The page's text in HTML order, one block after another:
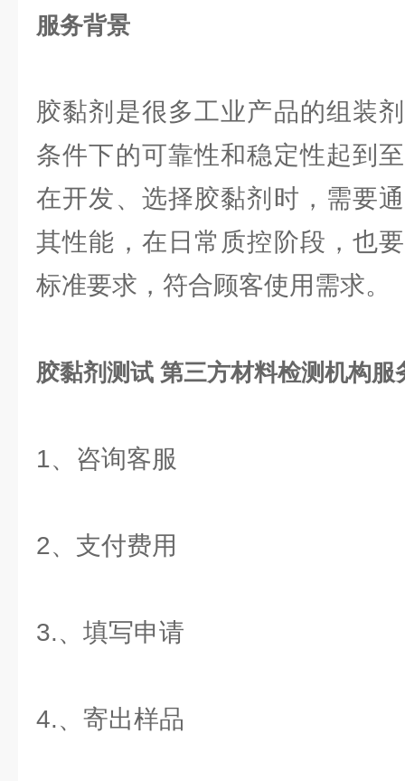
服务背景
胶黏剂是很多工业产品的组装
条件下的可靠性和稳定性起到
在开发、选择胶黏剂时，需要
其性能，在日常质控阶段，也
标准要求，符合顾客使用需求。
胶黏剂测试 第三方材料检测机构服
1、咨询客服
2、支付费用
3.、填写申请
4.、寄出样品